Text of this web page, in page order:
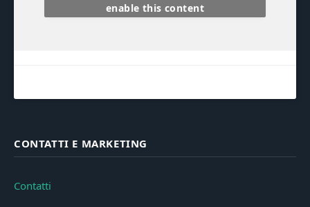
enable this content
CONTATTI E MARKETING
Contatti